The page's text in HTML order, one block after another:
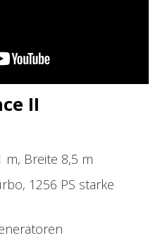
II
m, Breite 8,5 m
1256 PS starke